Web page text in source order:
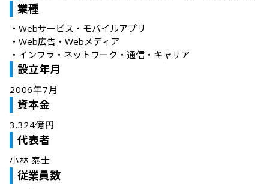
業種
・ Webサービス・モバイルアプリ
・ Web広告・Webメディア
・ インフラ・ネットワーク・通信・キャリア
設立年月
2006年7月
資本金
3.324億円
代表者
小林 泰士
従業員数